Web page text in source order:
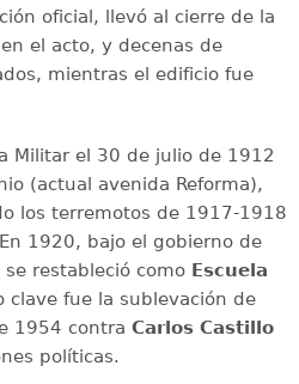
oficial, llevó al cierre de la
el acto, y decenas de
mientras el edificio fue
Militar el 30 de julio de 1912
(actual avenida Reforma),
los terremotos de 1917-1918
1920, bajo el gobierno de
se restableció como Escuela
clave fue la sublevación de
1954 contra Carlos Castillo
políticas.